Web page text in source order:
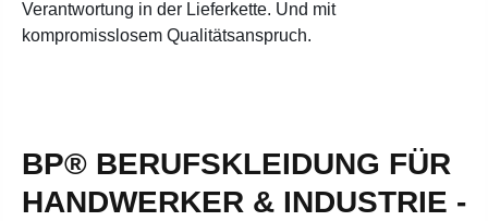
Verantwortung in der Lieferkette. Und mit
kompromisslosem Qualitätsanspruch.
BP® BERUFSKLEIDUNG FÜR
HANDWERKER & INDUSTRIE -